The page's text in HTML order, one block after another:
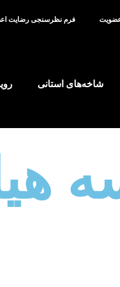
عضویت فرم نظر‌سنجی رضایت
شاخه‌های استانی